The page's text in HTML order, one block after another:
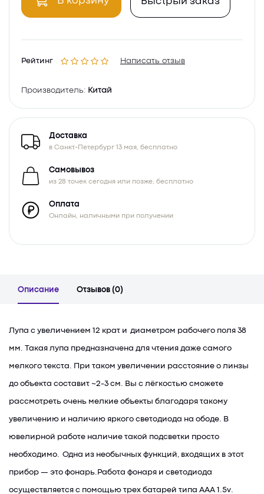
Рейтинг Написать отзыв
Производитель: Китай
Доставка
в Санкт-Петербург 13 мая, бесплатно
Самовывоз
из 28 точек сегодня или позже, бесплатно
Оплата
Онлайн, наличными при получении
Описание Отзывов (0)
Лупа с увеличением 12 крат и диаметром рабочего поля 38
мм. Такая лупа предназначена для чтения даже самого
мелкого текста. При таком увеличении расстояние о линзы
до объекта составит ~2-3 см. Вы с лёгкостью сможете
рассмотреть очень мелкие объекты благодаря такому
увеличению и наличию яркого светодиода на ободе. В
ювелирной работе наличие такой подсветки просто
необходимо. Одна из необычных функций, входящих в этот
прибор — это фонарь.Работа фонаря и светодиода
осуществляется с помощью трех батарей типа ААА 1.5v.